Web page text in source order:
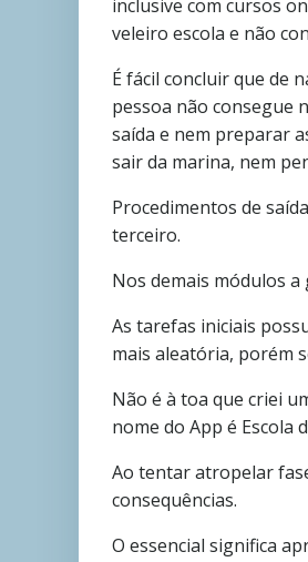
inclusive com cursos
veleiro escola e não
É fácil concluir que de
pessoa não consegue
saída e nem preparar
sair da marina, nem
Procedimentos de
terceiro.
Nos demais módulos
As tarefas iniciais
mais aleatória, porém
Não é à toa que criei
nome do App é Escola
Ao tentar atropelar
consequências.
O essencial significa